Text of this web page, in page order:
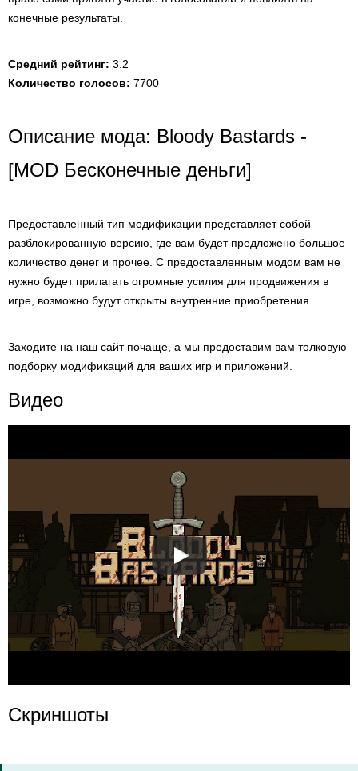
конечные результаты.
Средний рейтинг: 3.2
Количество голосов: 7700
Описание мода: Bloody Bastards -
[MOD Бесконечные деньги]
Предоставленный тип модификации представляет собой
разблокированную версию, где вам будет предложено большое
количество денег и прочее. С предоставленным модом вам не
нужно будет прилагать огромные усилия для продвижения в
игре, возможно будут открыты внутренние приобретения.
Заходите на наш сайт почаще, а мы предоставим вам толковую
подборку модификаций для ваших игр и приложений.
Видео
Скриншоты